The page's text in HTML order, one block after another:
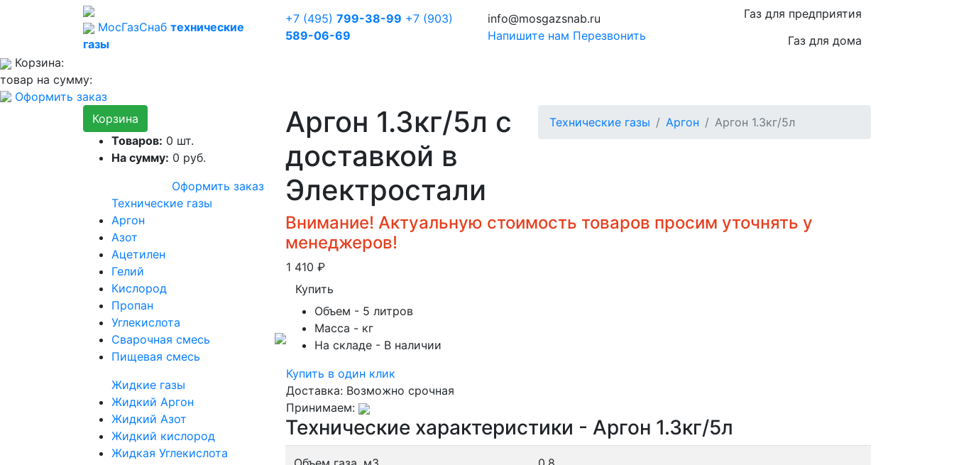
МосГазСнаб технические
газы
+7 (495) 799-38-99 +7 (903)
589-06-69
info@mosgazsnab.ru
Напишите нам Перезвонить
Газ для предприятия
Газ для дома
Корзина:
товар на сумму:
Оформить заказ
Корзина
Товаров: 0 шт.
На сумму: 0 руб.
Оформить заказ
Технические газы
Аргон
Азот
Ацетилен
Гелий
Кислород
Пропан
Углекислота
Сварочная смесь
Пищевая смесь
Жидкие газы
Жидкий Аргон
Жидкий Азот
Жидкий кислород
Жидкая Углекислота
Аргон 1.3кг/5л с
доставкой в
Электростали
Технические газы Аргон Аргон 1.3кг/5л
Внимание! Актуальную стоимость товаров просим уточнять у
менеджеров!
1 410 ₽
Купить
Объем - 5 литров
Масса - кг
На складе - В наличии
Купить в один клик
Доставка: Возможно срочная
Принимаем:
Технические характеристики - Аргон 1.3кг/5л